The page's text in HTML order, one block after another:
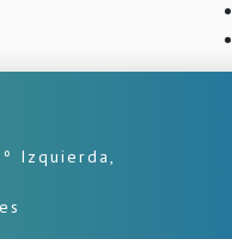
Izquierda,